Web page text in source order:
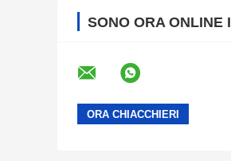
SONO ORA ONLINE